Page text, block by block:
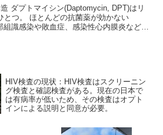
リ
とつ。 ほとんどの抗菌薬が効かない
識感染や敗血症、感染性心内膜炎などの
HIV検査の現状：HIV検査はスクリーニン
グ検査と確認検査がある。現在の日本で
は有病率が低いため、その検査はオプト
インによる説明と同意が必要。